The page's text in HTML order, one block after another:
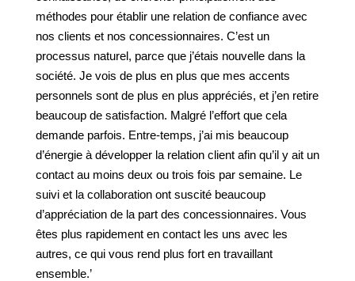
méthodes pour établir une relation de confiance avec
nos clients et nos concessionnaires. C’est un
processus naturel, parce que j’étais nouvelle dans la
société. Je vois de plus en plus que mes accents
personnels sont de plus en plus appréciés, et j’en retire
beaucoup de satisfaction. Malgré l’effort que cela
demande parfois. Entre-temps, j’ai mis beaucoup
d’énergie à développer la relation client afin qu’il y ait un
contact au moins deux ou trois fois par semaine. Le
suivi et la collaboration ont suscité beaucoup
d’appréciation de la part des concessionnaires. Vous
êtes plus rapidement en contact les uns avec les
autres, ce qui vous rend plus fort en travaillant
ensemble.’